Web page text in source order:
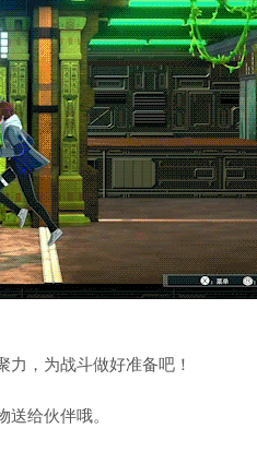
力，为战斗做好准备吧！
送给伙伴哦。